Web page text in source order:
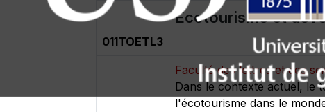
011TOETL3
Ecotourisme et
Faculté des lettres et des
Dans le contexte actuel, le
l'écotourisme dans le